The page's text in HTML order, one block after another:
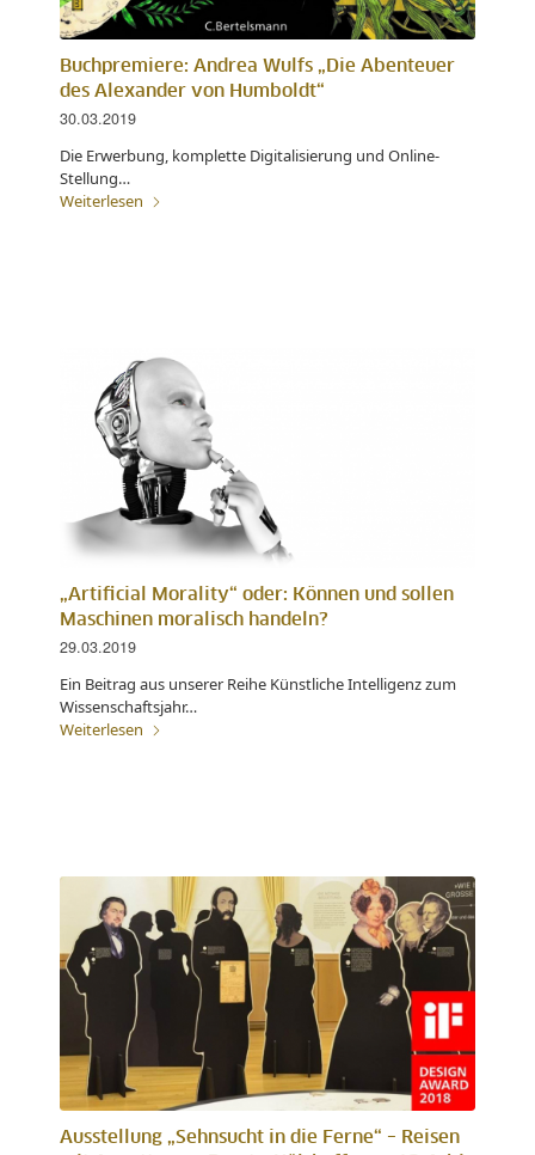
Buchpremiere: Andrea Wulfs „Die Abenteuer
des Alexander von Humboldt“
30.03.2019
Die Erwerbung, komplette Digitalisierung und Online-
Stellung…
Weiterlesen
„Artificial Morality“ oder: Können und sollen
Maschinen moralisch handeln?
29.03.2019
Ein Beitrag aus unserer Reihe Künstliche Intelligenz zum
Wissenschaftsjahr…
Weiterlesen
Ausstellung „Sehnsucht in die Ferne“ – Reisen